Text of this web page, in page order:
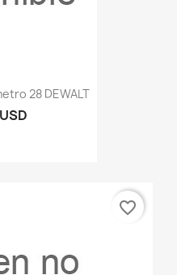
28 DEWALT
favorite_border